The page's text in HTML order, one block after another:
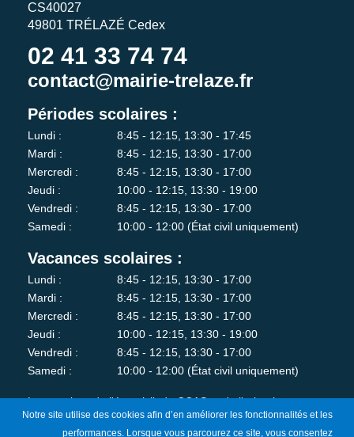
CS40027
49801 TRÉLAZÉ Cedex
02 41 33 74 74
contact@mairie-trelaze.fr
Périodes scolaires :
Lundi :
8:45 - 12:15, 13:30 - 17:45
Mardi :
8:45 - 12:15, 13:30 - 17:00
Mercredi :
8:45 - 12:15, 13:30 - 17:00
Jeudi :
10:00 - 12:15, 13:30 - 19:00
Vendredi :
8:45 - 12:15, 13:30 - 17:00
Samedi :
10:00 - 12:00 (État civil uniquement)
Vacances scolaires :
Lundi :
8:45 - 12:15, 13:30 - 17:00
Mardi :
8:45 - 12:15, 13:30 - 17:00
Mercredi :
8:45 - 12:15, 13:30 - 17:00
Jeudi :
10:00 - 12:15, 13:30 - 19:00
Vendredi :
8:45 - 12:15, 13:30 - 17:00
Samedi :
10:00 - 12:00 (État civil uniquement)
Les services de l'état-civil, du CCAS et de l'urbanisme sont
fermés au public le lundi matin.
Notre site utilise des cookies afin d’en améliorer les fonctionnalités et les
performances. Lorsque vous parcourez ce site, vous consentez